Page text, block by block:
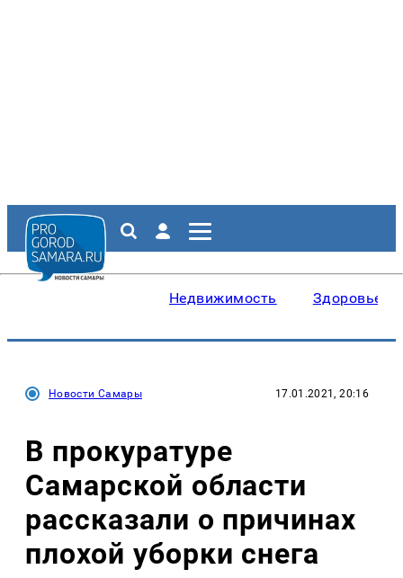
Недвижимость Здоровье
Новости Самары 17.01.2021, 20:16
В прокуратуре
Самарской области
рассказали о причинах
плохой уборки снега